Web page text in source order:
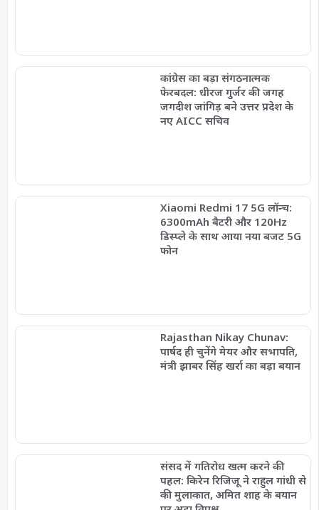
कांग्रेस का बड़ा संगठनात्मक
फेरबदल: धीरज गुर्जर की जगह
जगदीश जांगिड़ बने उत्तर प्रदेश के
नए AICC सचिव
Xiaomi Redmi 17 5G लॉन्च:
6300mAh बैटरी और 120Hz
डिस्प्ले के साथ आया नया बजट 5G
फोन
Rajasthan Nikay Chunav:
पार्षद ही चुनेंगे मेयर और सभापति,
मंत्री झाबर सिंह खर्रा का बड़ा बयान
संसद में गतिरोध खत्म करने की
पहल: किरेन रिजिजू ने राहुल गांधी से
की मुलाकात, अमित शाह के बयान